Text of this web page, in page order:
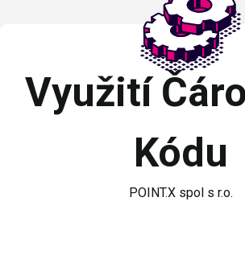
Využití
Kódu
POINT.X spol s r.o.